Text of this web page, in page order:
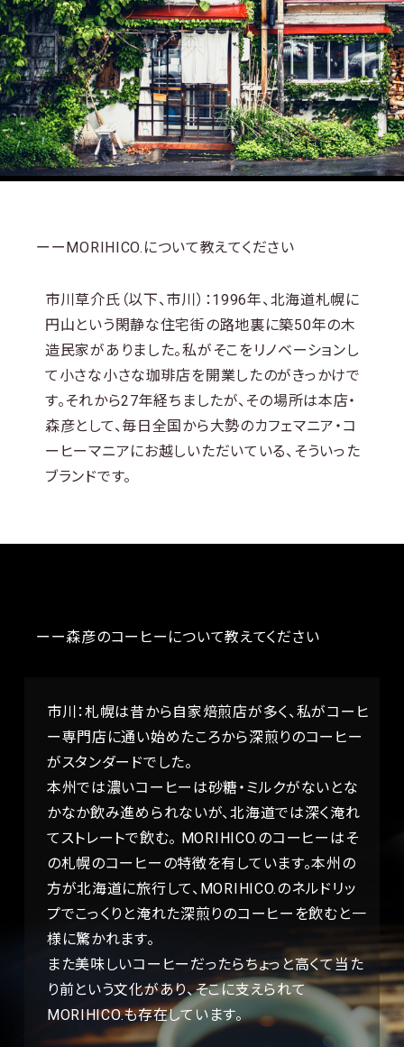
ーーMORIHICO.について教えてください
市川草介氏（以下、市川）：1996年、北海道札幌に
円山という閑静な住宅街の路地裏に築50年の木
造民家がありました。私がそこをリノベーションし
て小さな小さな珈琲店を開業したのがきっかけで
す。それから27年経ちましたが、その場所は本店・
森彦として、毎日全国から大勢のカフェマニア・コ
ーヒーマニアにお越しいただいている、そういった
ブランドです。
ーー森彦のコーヒーについて教えてください
市川：札幌は昔から自家焙煎店が多く、私がコーヒ
ー専門店に通い始めたころから深煎りのコーヒー
がスタンダードでした。
本州では濃いコーヒーは砂糖・ミルクがないとな
かなか飲み進められないが、北海道では深く淹れ
てストレートで飲む。 MORIHICO.のコーヒーはそ
の札幌のコーヒーの特徴を有しています。本州の
方が北海道に旅行して、MORIHICO.のネルドリッ
プでこっくりと淹れた深煎りのコーヒーを飲むと一
様に驚かれます。
また美味しいコーヒーだったらちょっと高くて当た
り前という文化があり、そこに支えられて
MORIHICO.も存在しています。